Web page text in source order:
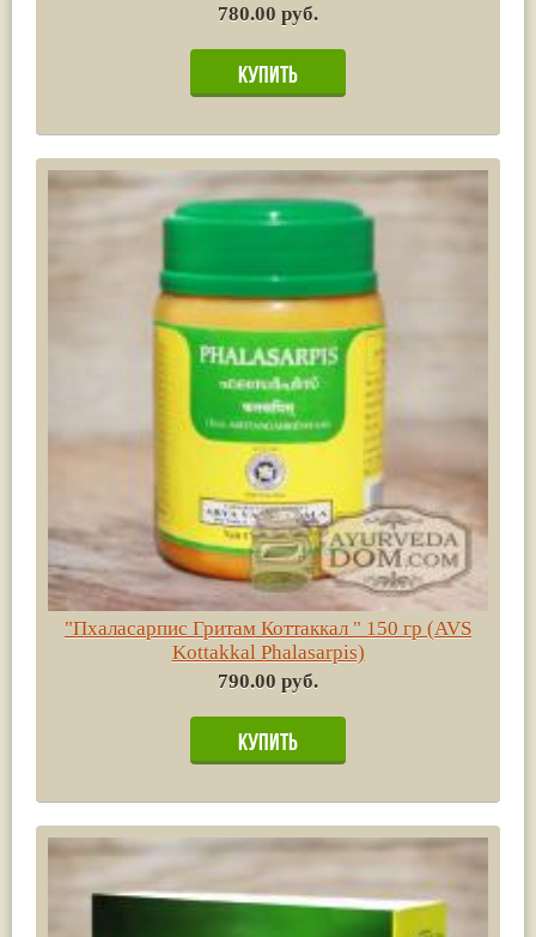
780.00 руб.
"Пхаласарпис Гритам Коттаккал " 150 гр (AVS
Kottakkal Phalasarpis)
790.00 руб.